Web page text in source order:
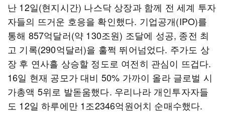
난 12일(현지시간) 나스닥 상장과 함께 전 세계 투자
자들의 뜨거운 호응을 확인했다. 기업공개(IPO)를
통해 857억달러(약 130조원) 조달에 성공, 종전 최
고 기록(290억달러)을 훌쩍 뛰어넘었다. 주가도 상
장 후 연사흘 상승할 정도로 여전히 관심이 뜨겁다.
16일 현재 공모가 대비 50% 가까이 올라 글로벌 시
가총액 5위로 발돋움했다. 우리나라 개인투자자들
도 12일 하루에만 1조2346억원어치 순매수했다.